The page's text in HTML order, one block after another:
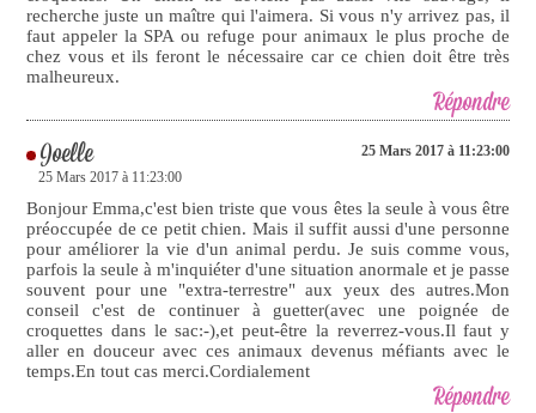
recherche juste un maître qui l'aimera. Si vous n'y arrivez pas, il
faut appeler la SPA ou refuge pour animaux le plus proche de
chez vous et ils feront le nécessaire car ce chien doit être très
malheureux.
Répondre
Joelle
25 Mars 2017 à 11:23:00
25 Mars 2017 à 11:23:00
Bonjour Emma,c'est bien triste que vous êtes la seule à vous être
préoccupée de ce petit chien. Mais il suffit aussi d'une personne
pour améliorer la vie d'un animal perdu. Je suis comme vous,
parfois la seule à m'inquiéter d'une situation anormale et je passe
souvent pour une "extra-terrestre" aux yeux des autres.Mon
conseil c'est de continuer à guetter(avec une poignée de
croquettes dans le sac:-),et peut-être la reverrez-vous.Il faut y
aller en douceur avec ces animaux devenus méfiants avec le
temps.En tout cas merci.Cordialement
Répondre